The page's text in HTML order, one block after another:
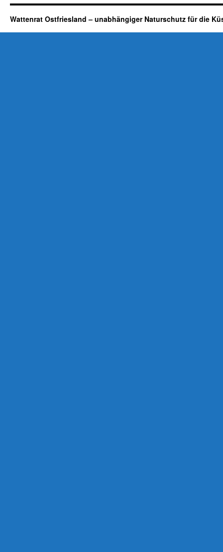
Wattenrat Ostfriesland – unabhängiger Naturschutz für die